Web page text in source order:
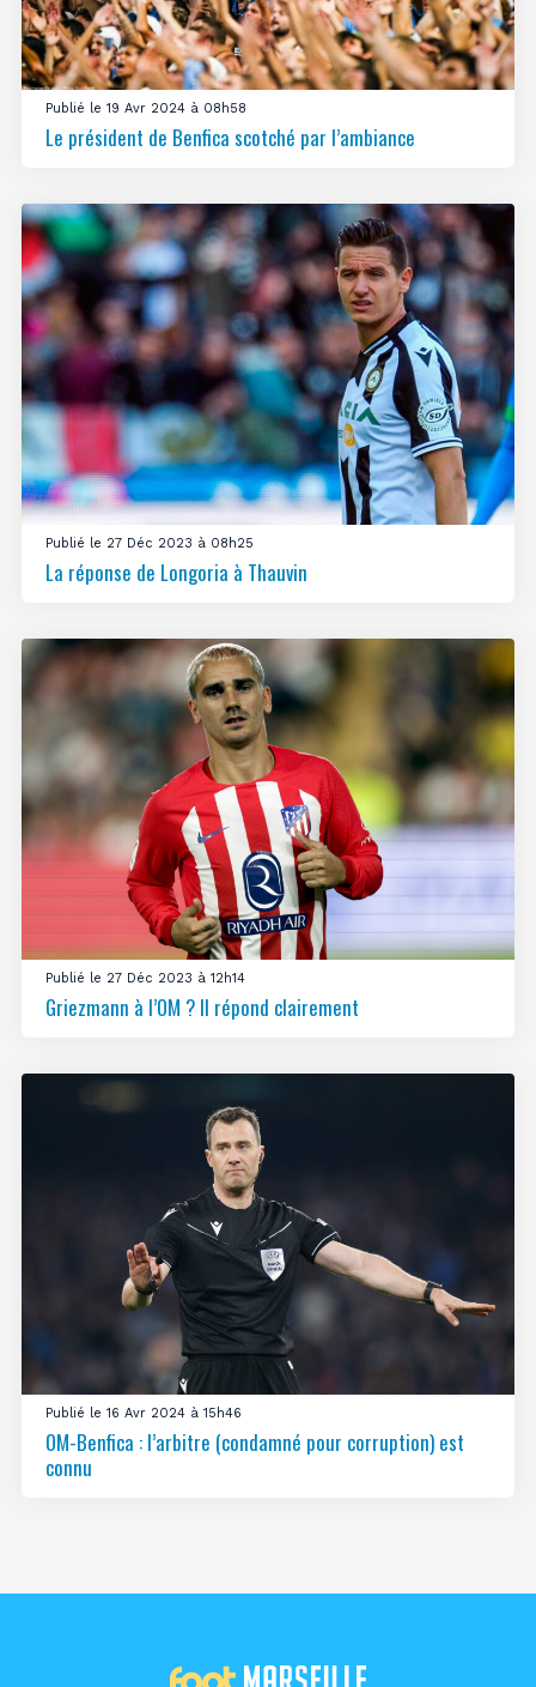
Publié le 19 Avr 2024 à 08h58
Le président de Benfica scotché par l’ambiance
Publié le 27 Déc 2023 à 08h25
La réponse de Longoria à Thauvin
Publié le 27 Déc 2023 à 12h14
Griezmann à l’OM ? Il répond clairement
Publié le 16 Avr 2024 à 15h46
OM-Benfica : l’arbitre (condamné pour corruption) est
connu